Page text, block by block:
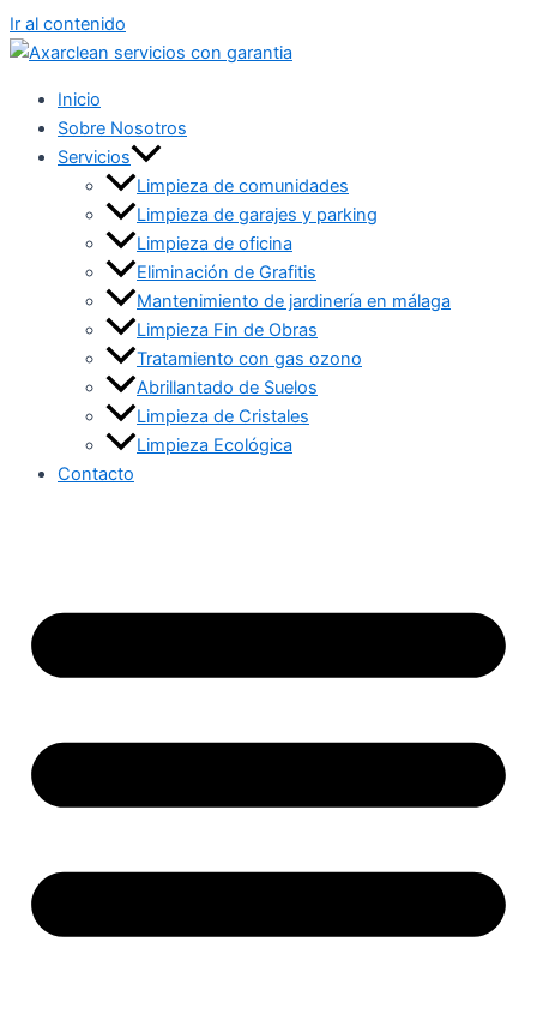
Ir al contenido
Inicio
Sobre Nosotros
Servicios
Limpieza de comunidades
Limpieza de garajes y parking
Limpieza de oficina
Eliminación de Grafitis
Mantenimiento de jardinería en málaga
Limpieza Fin de Obras
Tratamiento con gas ozono
Abrillantado de Suelos
Limpieza de Cristales
Limpieza Ecológica
Contacto